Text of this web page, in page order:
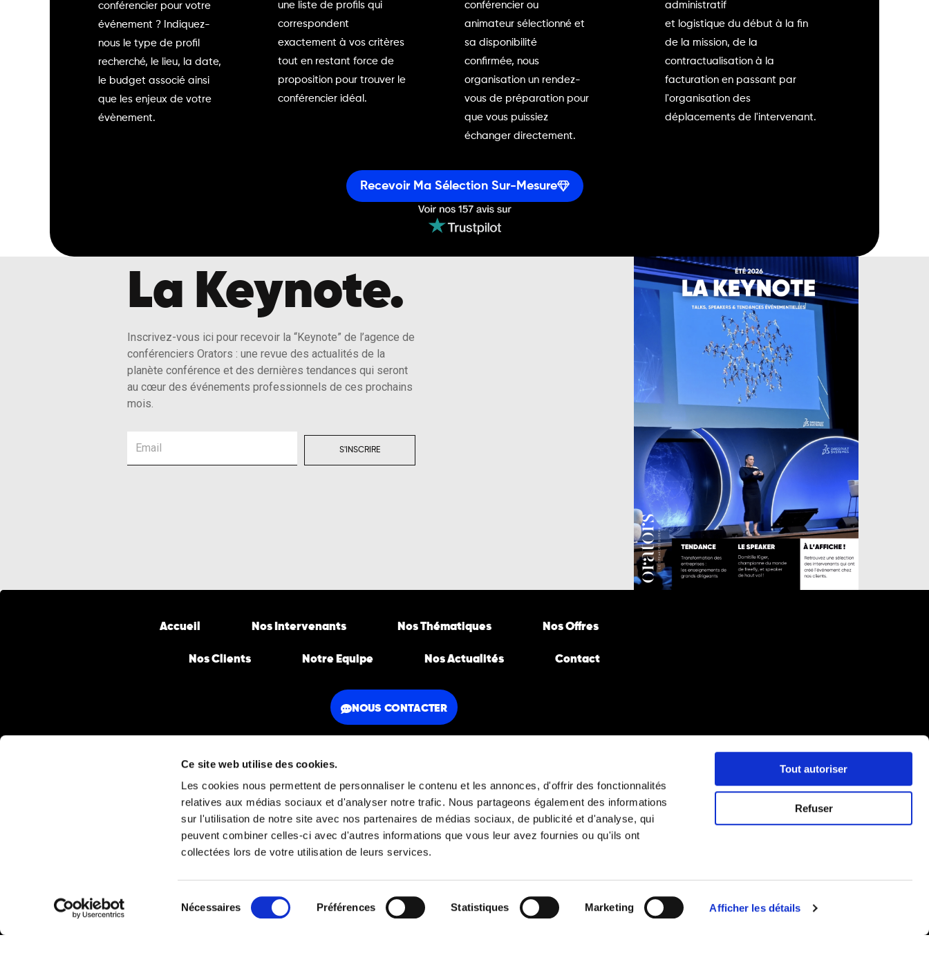
Ce site web utilise des cookies.
Les cookies nous permettent de personnaliser le contenu et les annonces, d'offrir des fonctionnalités
relatives aux médias sociaux et d'analyser notre trafic. Nous partageons également des informations
sur l'utilisation de notre site avec nos partenaires de médias sociaux, de publicité et d'analyse, qui
peuvent combiner celles-ci avec d'autres informations que vous leur avez fournies ou qu'ils ont
collectées lors de votre utilisation de leurs services.
du
Nécessaires Préférences Statistiques Marketing Afficher les détails
Tout autoriser
Refuser
conférencier pour votre
événement ? Indiquez-
nous le type de profil
recherché, le lieu, la date,
le budget associé ainsi
que les enjeux de votre
évènement.
une liste de profils qui
correspondent
exactement à vos critères
tout en restant force de
proposition pour trouver le
conférencier idéal.
conférencier ou
animateur sélectionné et
sa disponibilité
confirmée, nous
organisation un rendez-
vous de préparation pour
que vous puissiez
échanger directement.
administratif
et logistique du début à la fin
de la mission, de la
contractualisation à la
facturation en passant par
l'organisation des
déplacements de l'intervenant.
Recevoir Ma Sélection Sur-Mesure
La Keynote.
Inscrivez-vous ici pour recevoir la “Keynote” de l’agence de
conférenciers Orators : une revue des actualités de la
planète conférence et des dernières tendances qui seront
au cœur des événements professionnels de ces prochains
mois.
S'INSCRIRE
Accueil Nos Intervenants Nos Thématiques Nos Offres
Nos Clients Notre Equipe Nos Actualités Contact
NOUS CONTACTER
FAQMentions légales
Découvrez aussi